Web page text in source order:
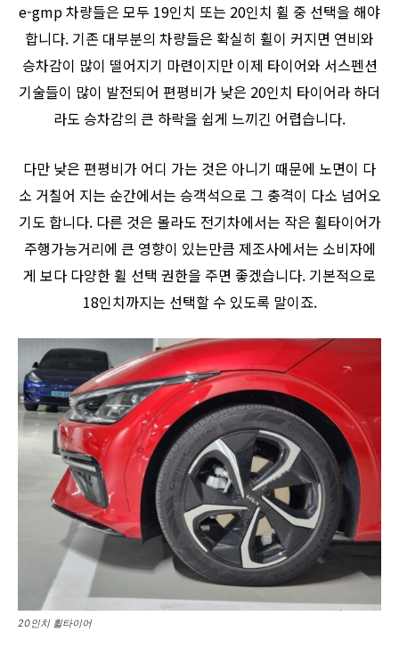
e-gmp 차량들은 모두 19인치 또는 20인치 휠 중 선택을 해야
합니다. 기존 대부분의 차량들은 확실히 휠이 커지면 연비와
승차감이 많이 떨어지기 마련이지만 이제 타이어와 서스펜션
기술들이 많이 발전되어 편평비가 낮은 20인치 타이어라 하더
라도 승차감의 큰 하락을 쉽게 느끼긴 어렵습니다.
다만 낮은 편평비가 어디 가는 것은 아니기 때문에 노면이 다
소 거칠어 지는 순간에서는 승객석으로 그 충격이 다소 넘어오
기도 합니다. 다른 것은 몰라도 전기차에서는 작은 휠타이어가
주행가능거리에 큰 영향이 있는만큼 제조사에서는 소비자에
게 보다 다양한 휠 선택 권한을 주면 좋겠습니다. 기본적으로
18인치까지는 선택할 수 있도록 말이죠.
20인치 휠타이어